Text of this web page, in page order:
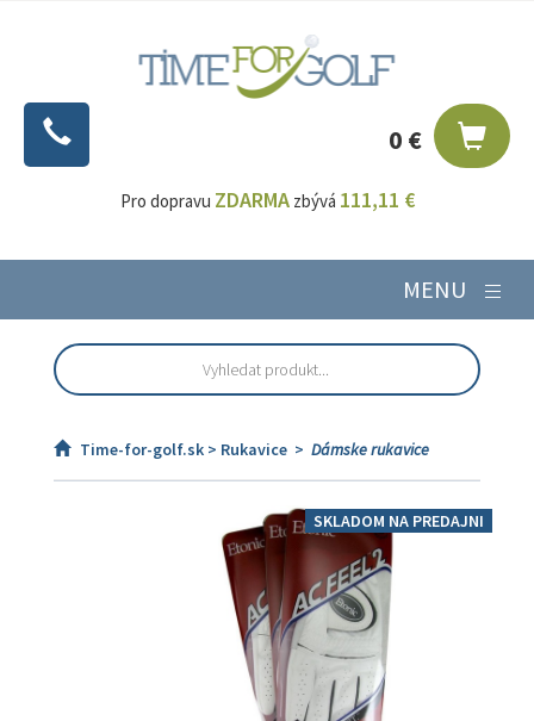
0 €
Pro dopravu ZDARMAzbývá 111,11 €
MENU
Time-for-golf.sk > Rukavice > Dámske rukavice
SKLADOM NA PREDAJNI